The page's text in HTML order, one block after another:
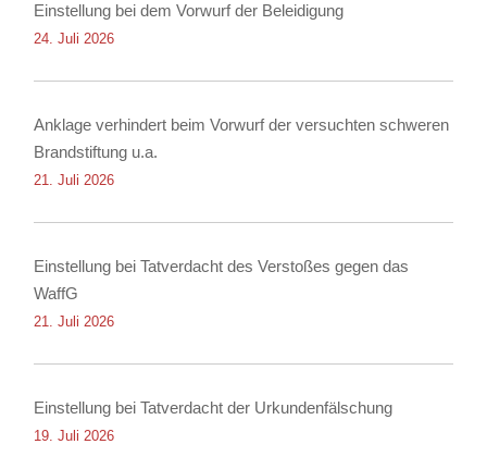
Einstellung bei dem Vorwurf der Beleidigung
24. Juli 2026
Anklage verhindert beim Vorwurf der versuchten schweren
Brandstiftung u.a.
21. Juli 2026
Einstellung bei Tatverdacht des Verstoßes gegen das
WaffG
21. Juli 2026
Einstellung bei Tatverdacht der Urkundenfälschung
19. Juli 2026